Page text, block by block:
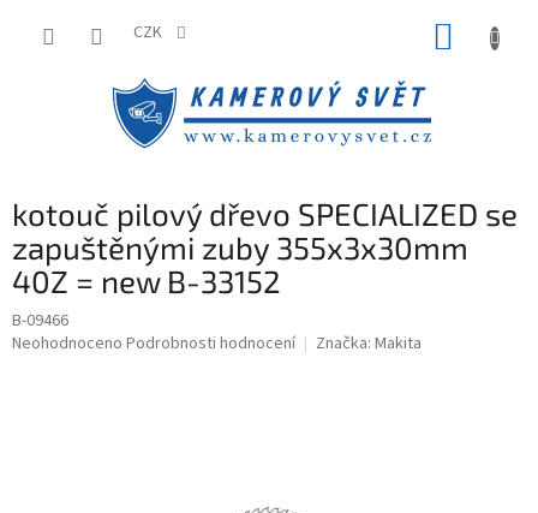
CZK
kotouč pilový dřevo SPECIALIZED se
zapuštěnými zuby 355x3x30mm
40Z = new B-33152
B-09466
Průměrné
Neohodnoceno Podrobnosti hodnocení Značka: Makita